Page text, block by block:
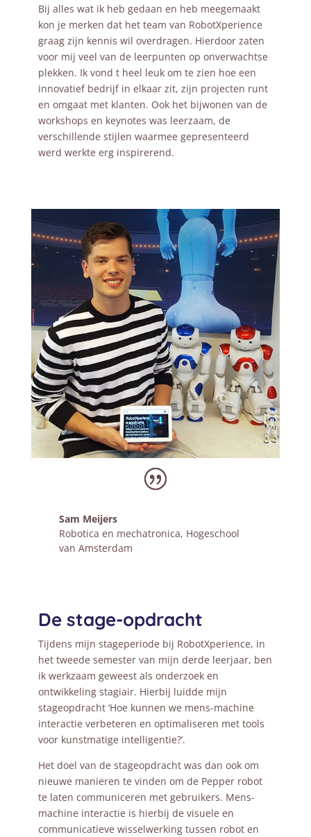
Bij alles wat ik heb gedaan en heb meegemaakt
kon je merken dat het team van RobotXperience
graag zijn kennis wil overdragen. Hierdoor zaten
voor mij veel van de leerpunten op onverwachtse
plekken. Ik vond t heel leuk om te zien hoe een
innovatief bedrijf in elkaar zit, zijn projecten runt
en omgaat met klanten. Ook het bijwonen van de
workshops en keynotes was leerzaam, de
verschillende stijlen waarmee gepresenteerd
werd werkte erg inspirerend.
Sam Meijers
Robotica en mechatronica, Hogeschool
van Amsterdam
De stage-opdracht
Tijdens mijn stageperiode bij RobotXperience, in
het tweede semester van mijn derde leerjaar, ben
ik werkzaam geweest als onderzoek en
ontwikkeling stagiair. Hierbij luidde mijn
stageopdracht ‘Hoe kunnen we mens-machine
interactie verbeteren en optimaliseren met tools
voor kunstmatige intelligentie?’.
Het doel van de stageopdracht was dan ook om
nieuwe manieren te vinden om de Pepper robot
te laten communiceren met gebruikers. Mens-
machine interactie is hierbij de visuele en
communicatieve wisselwerking tussen robot en